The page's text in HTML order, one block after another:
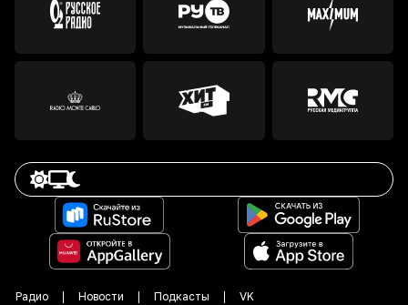
Радио Новости Подкасты
VK